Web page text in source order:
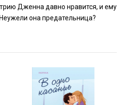
Дженна давно нравится, и ему
она предательница?